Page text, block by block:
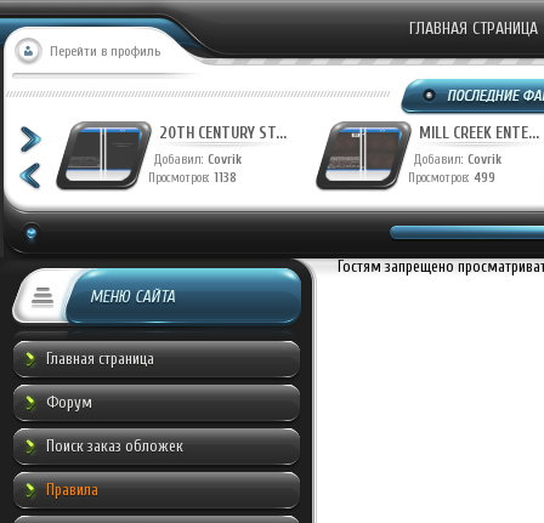
Перейти в профиль
ГЛАВНАЯ СТРАНИЦА
20TH CENTURY ST...
Добавил: Covrik
Просмотров: 1138
MILL CREEK ENTE...
Добавил: Covrik
Просмотров: 499
МЕНЮ САЙТА
Главная страница
Форум
Поиск заказ обложек
Правила
Гостям запрещено